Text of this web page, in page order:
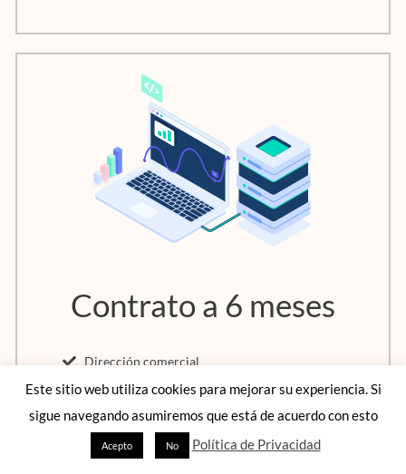
Contrato a 6 meses
Dirección comercial
Notificación de correspondencia
Linea telefónica
Acceso a capacitaciones
2 Networking mensuales
Este sitio web utiliza cookies para mejorar su experiencia. Si
sigue navegando asumiremos que está de acuerdo con esto
Acepto No Política de Privacidad